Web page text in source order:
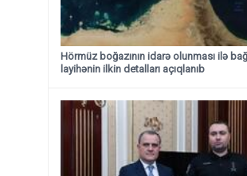
Hörmüz boğazının idarə olunması ilə
layihənin ilkin detalları açıqlanıb